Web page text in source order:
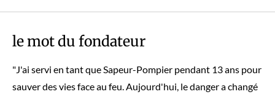
le mot du fondateur
"J'ai servi en tant que Sapeur-Pompier pendant 13 ans pour
sauver des vies face au feu. Aujourd'hui, le danger a changé